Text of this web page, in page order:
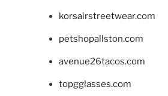
korsairstreetwear.com
petshopallston.com
avenue26tacos.com
topgglasses.com